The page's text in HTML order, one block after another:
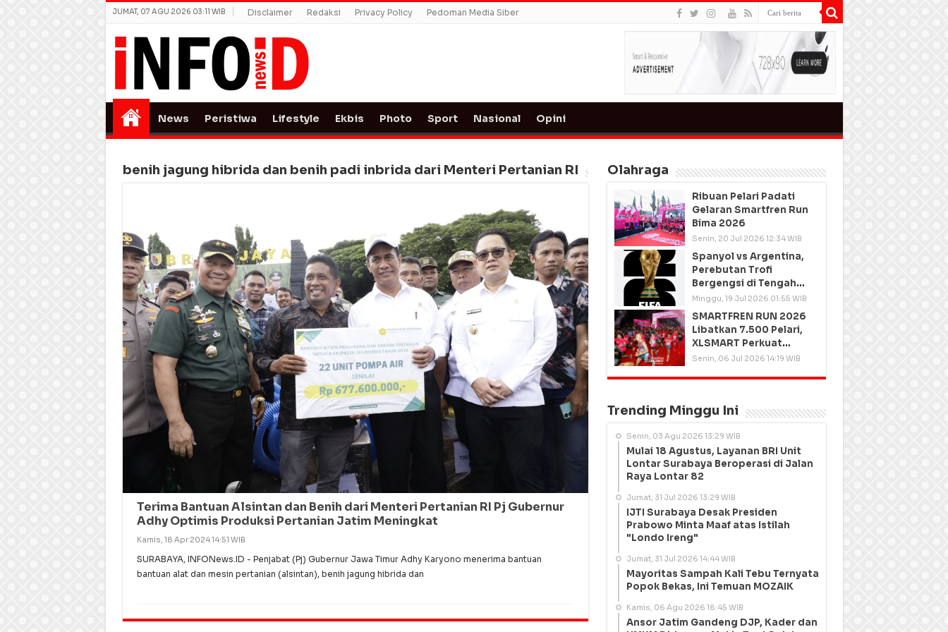
JUMAT, 07 AGU 2026 03:11 WIB Disclaimer Redaksi Privacy Policy Pedoman Media Siber
News Peristiwa Lifestyle Ekbis Photo Sport Nasional Opini
benih jagung hibrida dan benih padi inbrida dari Menteri Pertanian RI
Terima Bantuan Alsintan dan Benih dari Menteri Pertanian RI Pj Gubernur
Adhy Optimis Produksi Pertanian Jatim Meningkat
Kamis, 18 Apr 2024 14:51 WIB
SURABAYA, INFONews.ID - Penjabat (Pj) Gubernur Jawa Timur Adhy Karyono menerima bantuan
bantuan alat dan mesin pertanian (alsintan), benih jagung hibrida dan
Olahraga
Ribuan Pelari Padati
Gelaran Smartfren Run
Bima 2026
Senin, 20 Jul 2026 12:34 WIB
Spanyol vs Argentina,
Perebutan Trofi
Bergengsi di Tengah
Semangat Persatuan
Minggu, 19 Jul 2026 01:55 WIB
SMARTFREN RUN 2026
Libatkan 7.500 Pelari,
XLSMART Perkuat
Kedekatan dengan
Senin, 06 Jul 2026 14:19 WIB
Trending Minggu Ini
Senin, 03 Agu 2026 13:29 WIB
Mulai 18 Agustus, Layanan BRI Unit
Lontar Surabaya Beroperasi di Jalan
Raya Lontar 82
Jumat, 31 Jul 2026 13:29 WIB
IJTI Surabaya Desak Presiden
Prabowo Minta Maaf atas Istilah
"Londo Ireng"
Jumat, 31 Jul 2026 14:44 WIB
Mayoritas Sampah Kali Tebu Ternyata
Popok Bekas, Ini Temuan MOZAIK
Kamis, 06 Agu 2026 18:45 WIB
Ansor Jatim Gandeng DJP, Kader dan